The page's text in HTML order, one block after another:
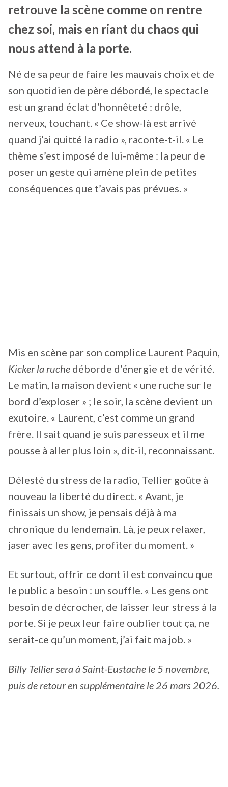
retrouve la scène comme on rentre
chez soi, mais en riant du chaos qui
nous attend à la porte.
Né de sa peur de faire les mauvais choix et de
son quotidien de père débordé, le spectacle
est un grand éclat d’honnêteté : drôle,
nerveux, touchant. « Ce show-là est arrivé
quand j’ai quitté la radio », raconte-t-il. « Le
thème s’est imposé de lui-même : la peur de
poser un geste qui amène plein de petites
conséquences que t’avais pas prévues. »
Mis en scène par son complice Laurent Paquin,
Kicker la ruche déborde d’énergie et de vérité.
Le matin, la maison devient « une ruche sur le
bord d’exploser » ; le soir, la scène devient un
exutoire. « Laurent, c’est comme un grand
frère. Il sait quand je suis paresseux et il me
pousse à aller plus loin », dit-il, reconnaissant.
Délesté du stress de la radio, Tellier goûte à
nouveau la liberté du direct. « Avant, je
finissais un show, je pensais déjà à ma
chronique du lendemain. Là, je peux relaxer,
jaser avec les gens, profiter du moment. »
Et surtout, offrir ce dont il est convaincu que
le public a besoin : un souffle. « Les gens ont
besoin de décrocher, de laisser leur stress à la
porte. Si je peux leur faire oublier tout ça, ne
serait-ce qu’un moment, j’ai fait ma job. »
Billy Tellier sera à Saint-Eustache le 5 novembre,
puis de retour en supplémentaire le 26 mars 2026.